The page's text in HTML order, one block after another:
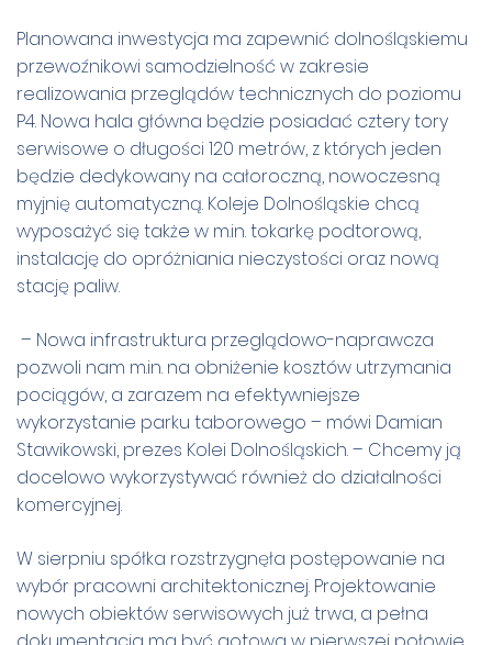
Planowana inwestycja ma zapewnić dolnośląskiemu
przewoźnikowi samodzielność w zakresie
realizowania przeglądów technicznych do poziomu
P4. Nowa hala główna będzie posiadać cztery tory
serwisowe o długości 120 metrów, z których jeden
będzie dedykowany na całoroczną, nowoczesną
myjnię automatyczną. Koleje Dolnośląskie chcą
wyposażyć się także w m.in. tokarkę podtorową,
instalację do opróżniania nieczystości oraz nową
stację paliw.
– Nowa infrastruktura przeglądowo-naprawcza
pozwoli nam m.in. na obniżenie kosztów utrzymania
pociągów, a zarazem na efektywniejsze
wykorzystanie parku taborowego – mówi Damian
Stawikowski, prezes Kolei Dolnośląskich. – Chcemy ją
docelowo wykorzystywać również do działalności
komercyjnej.
W sierpniu spółka rozstrzygnęła postępowanie na
wybór pracowni architektonicznej. Projektowanie
nowych obiektów serwisowych już trwa, a pełna